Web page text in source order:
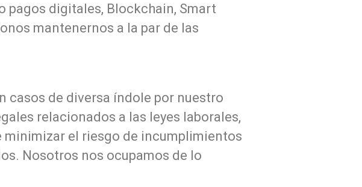
pagos digitales, Blockchain, Smart
mantenernos a la par de las
casos de diversa índole por nuestro
relacionados a las leyes laborales,
el riesgo de incumplimientos
Nosotros nos ocupamos de lo